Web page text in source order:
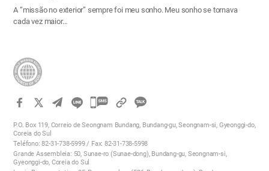
A “missão no exterior” sempre foi meu sonho. Meu sonho se tornava
cada vez maior…
카
오
톡
공
P.O. Box 119, Correio de Seongnam Bundang, Bundang-gu, Seongnam-si, Gyeonggi-do,
Coreia do Sul
Teléfono: 82-31-738-5999 / Fax: 82-31-738-5998
Grande Assembleia: 50, Sunae-ro (Sunae-dong), Bundang-gu, Seongnam-si,
Gyeonggi-do, Coreia do Sul